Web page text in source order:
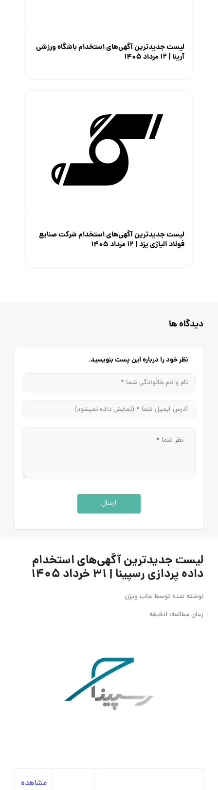
لیست جدیدترین آگهی‌های استخدام باشگاه ورزشی
آرینا | ۱۲ مرداد ۱۴۰۵
لیست جدیدترین آگهی‌های استخدام شرکت صنایع
فولاد آلیاژی یزد | ۱۲ مرداد ۱۴۰۵
دیدگاه ها
نظر خود را درباره این پست بنویسید.
ارسال
لیست جدیدترین آگهی‌های استخدام
داده پردازی رسپینا | ۳۱ خرداد ۱۴۰۵
نوشته شده توسطجاب ویژن
زمان مطالعه: 1دقیقه
مشاهده